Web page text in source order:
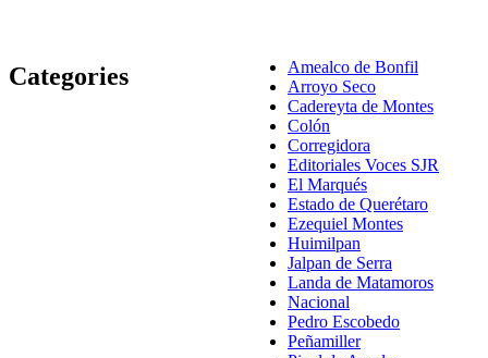
Categories
Amealco de Bonfil
Arroyo Seco
Cadereyta de Montes
Colón
Corregidora
Editoriales Voces SJR
El Marqués
Estado de Querétaro
Ezequiel Montes
Huimilpan
Jalpan de Serra
Landa de Matamoros
Nacional
Pedro Escobedo
Peñamiller